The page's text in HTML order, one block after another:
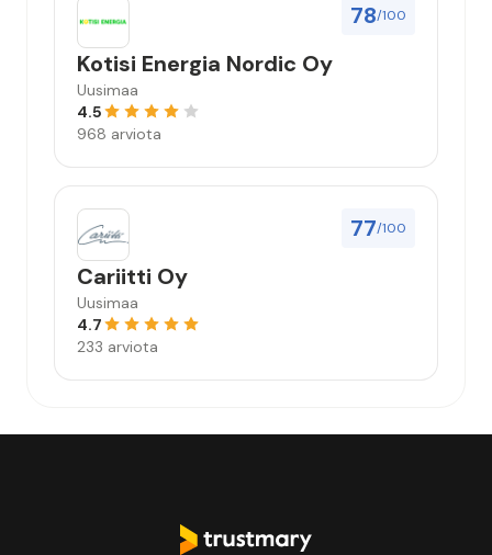
78/100
Kotisi Energia Nordic Oy
Uusimaa
4.5
968 arviota
77/100
Cariitti Oy
Uusimaa
4.7
233 arviota